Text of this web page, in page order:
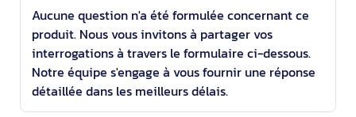
Aucune question n'a été formulée concernant ce
produit. Nous vous invitons à partager vos
interrogations à travers le formulaire ci-dessous.
Notre équipe s'engage à vous fournir une réponse
détaillée dans les meilleurs délais.